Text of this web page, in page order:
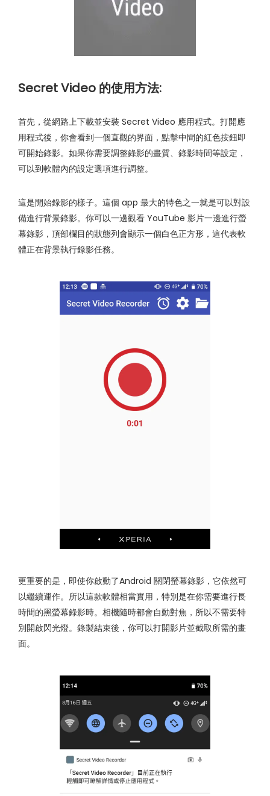
Secret Video 的使用方法:
首先，從網路上下載並安裝 Secret Video 應用程式。打開應
用程式後，你會看到一個直觀的界面，點擊中間的紅色按鈕即
可開始錄影。如果你需要調整錄影的畫質、錄影時間等設定，
可以到軟體內的設定選項進行調整。
這是開始錄影的樣子。這個 app 最大的特色之一就是可以對設
備進行背景錄影。你可以一邊觀看 YouTube 影片一邊進行螢
幕錄影，頂部欄目的狀態列會顯示一個白色正方形，這代表軟
體正在背景執行錄影任務。
更重要的是，即使你啟動了Android 關閉螢幕錄影，它依然可
以繼續運作。所以這款軟體相當實用，特別是在你需要進行長
時間的黑螢幕錄影時。相機隨時都會自動對焦，所以不需要特
別開啟閃光燈。錄製結束後，你可以打開影片並截取所需的畫
面。